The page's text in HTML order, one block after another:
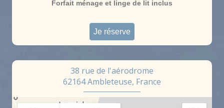
Forfait ménage et linge de lit inclus
Je réserve
38 rue de l'aérodrome
62164 Ambleteuse, France